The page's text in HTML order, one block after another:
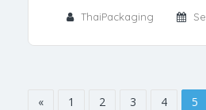
ThaiPackaging
« 1 2 3 4 5